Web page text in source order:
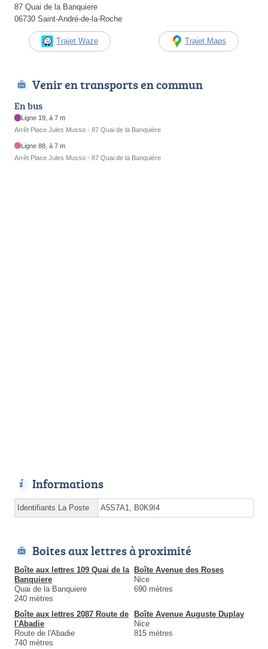
87 Quai de la Banquiere
06730 Saint-André-de-la-Roche
Trajet Waze Trajet Maps
Venir en transports en commun
En bus
Ligne 19, à 7 m
Arrêt Place Jules Musso - 87 Quai de la Banquière
Ligne 88, à 7 m
Arrêt Place Jules Musso - 87 Quai de la Banquière
Informations
Identifiants La Poste A5S7A1, B0K9I4
Boites aux lettres à proximité
Boîte aux lettres 109 Quai de la
Banquiere
Quai de la Banquiere
240 mètres
Boîte Avenue des Roses
Nice
690 mètres
Boîte aux lettres 2087 Route de
l'Abadie
Route de l'Abadie
740 mètres
Boîte Avenue Auguste Duplay
Nice
815 mètres